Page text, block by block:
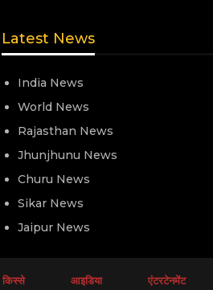
Latest News
India News
World News
Rajasthan News
Jhunjhunu News
Churu News
Sikar News
Jaipur News
किस्से आइडिया एंटरटेनमेंट